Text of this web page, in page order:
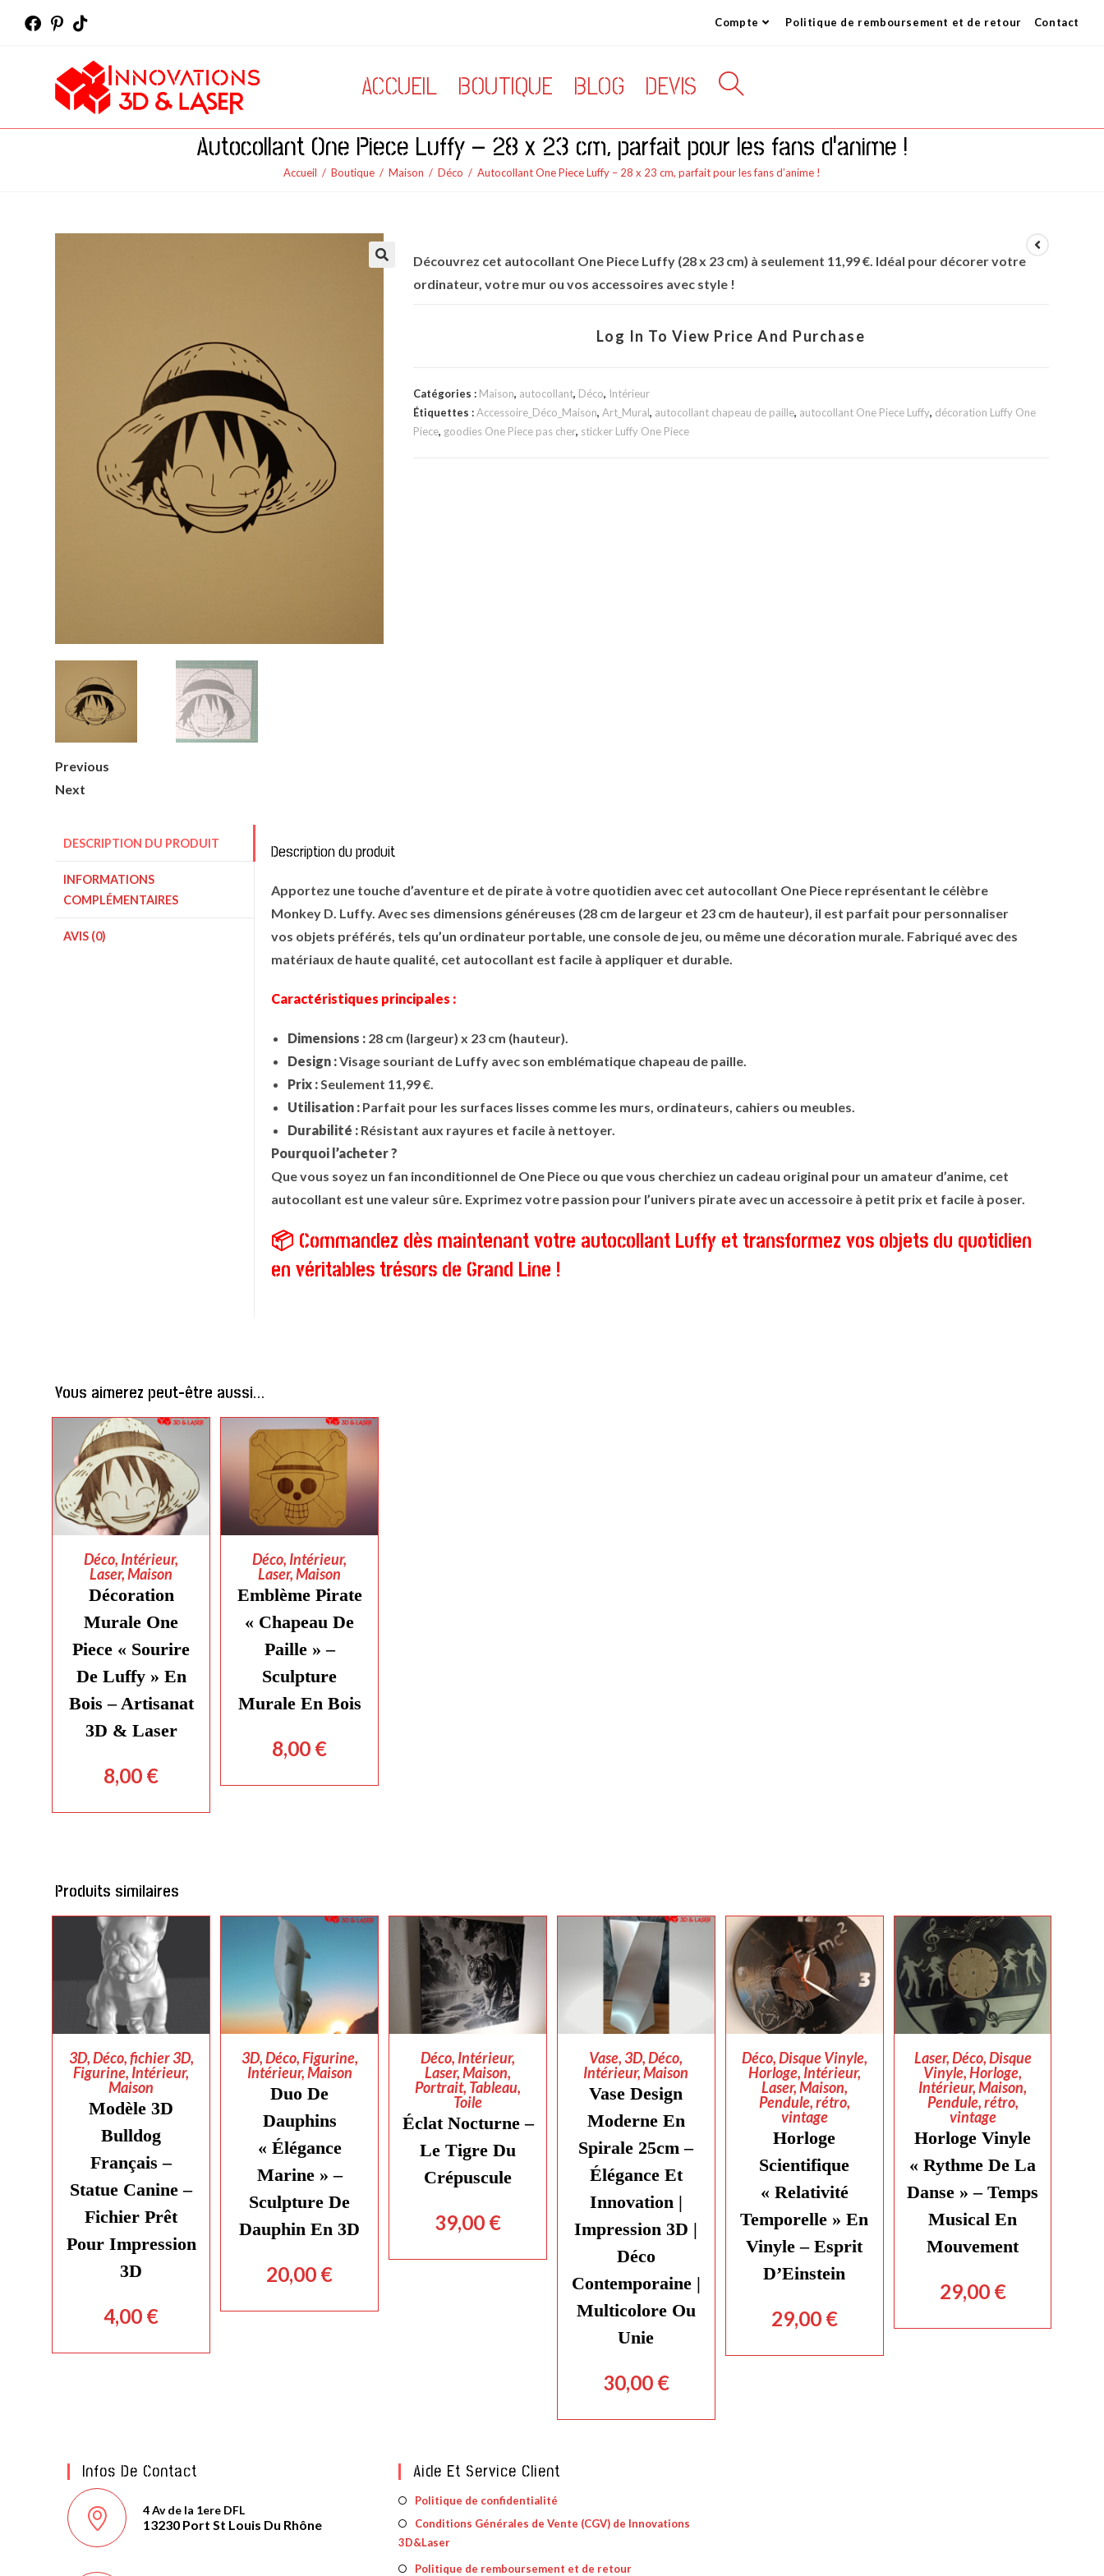
Compte Politique de remboursement et de retour Contact
ACCUEIL BOUTIQUE BLOG DEVIS TOGGLE
WEBSITE
Autocollant One Piece Luffy – 28 x 23 cm, parfait pour les fans d’anime !
Accueil / Boutique / Maison / Déco / Autocollant One Piece Luffy – 28 x 23 cm, parfait pour les fans d’anime !
Previous
Next
Découvrez cet autocollant One Piece Luffy (28 x 23 cm) à seulement 11,99 €. Idéal pour décorer votre
ordinateur, votre mur ou vos accessoires avec style !
Log In To View Price And Purchase
Catégories : Maison, autocollant, Déco, Intérieur
Étiquettes :Accessoire_Déco_Maison, Art_Mural, autocollant chapeau de paille, autocollant One Piece Luffy, décoration Luffy One
Piece, goodies One Piece pas cher, sticker Luffy One Piece
DESCRIPTION DU PRODUIT
INFORMATIONS
COMPLÉMENTAIRES
AVIS (0)
Description du produit
Apportez une touche d’aventure et de pirate à votre quotidien avec cet autocollant One Piece représentant le célèbre
Monkey D. Luffy. Avec ses dimensions généreuses (28 cm de largeur et 23 cm de hauteur), il est parfait pour personnaliser
vos objets préférés, tels qu’un ordinateur portable, une console de jeu, ou même une décoration murale. Fabriqué avec des
matériaux de haute qualité, cet autocollant est facile à appliquer et durable.
Caractéristiques principales :
Dimensions : 28 cm (largeur) x 23 cm (hauteur).
Design :Visage souriant de Luffy avec son emblématique chapeau de paille.
Prix :Seulement 11,99 €.
Utilisation : Parfait pour les surfaces lisses comme les murs, ordinateurs, cahiers ou meubles.
Durabilité : Résistant aux rayures et facile à nettoyer.
Pourquoi l’acheter ?
Que vous soyez un fan inconditionnel de One Piece ou que vous cherchiez un cadeau original pour un amateur d’anime, cet
autocollant est une valeur sûre. Exprimez votre passion pour l’univers pirate avec un accessoire à petit prix et facile à poser.
📦 Commandez dès maintenant votre autocollant Luffy et transformez vos objets du quotidien
en véritables trésors de Grand Line !
Vous aimerez peut-être aussi…
AJOUTER AU
PANIER
Déco, Intérieur,
Laser,Maison
Décoration
Murale One
Piece « Sourire
De Luffy » En
Bois – Artisanat
3D & Laser
8,00 €
AJOUTER AU
PANIER
Déco, Intérieur,
Laser,Maison
Emblème Pirate
« Chapeau De
Paille » –
Sculpture
Murale En Bois
8,00 €
Produits similaires
AJOUTER AU
PANIER
3D,Déco,fichier 3D,
Figurine, Intérieur,
Maison
Modèle 3D
Bulldog
Français –
Statue Canine –
Fichier Prêt
Pour Impression
3D
4,00 €
AJOUTER AU
PANIER
3D,Déco,Figurine,
Intérieur,Maison
Duo De
Dauphins
« Élégance
Marine » –
Sculpture De
Dauphin En 3D
20,00 €
AJOUTER AU
PANIER
Déco, Intérieur,
Laser,Maison,
Portrait, Tableau,
Toile
Éclat Nocturne –
Le Tigre Du
Crépuscule
39,00 €
AJOUTER AU
PANIER
Vase,3D,Déco,
Intérieur,Maison
Vase Design
Moderne En
Spirale 25cm –
Élégance Et
Innovation |
Impression 3D |
Déco
Contemporaine |
Multicolore Ou
Unie
30,00 €
AJOUTER AU
PANIER
Déco,Disque Vinyle,
Horloge, Intérieur,
Laser,Maison,
Pendule,rétro,
vintage
Horloge
Scientifique
« Relativité
Temporelle » En
Vinyle – Esprit
D’Einstein
29,00 €
AJOUTER AU
PANIER
Laser,Déco,Disque
Vinyle,Horloge,
Intérieur,Maison,
Pendule,rétro,
vintage
Horloge Vinyle
« Rythme De La
Danse » – Temps
Musical En
Mouvement
29,00 €
Infos De Contact
4 Av de la 1ere DFL
13230 Port St Louis Du Rhône
Aide Et Service Client
Politique de confidentialité
dans
Conditions Générales de Vente (CGV) de Innovations
3D&Laser
Politique de remboursement et de retourS’ouvre